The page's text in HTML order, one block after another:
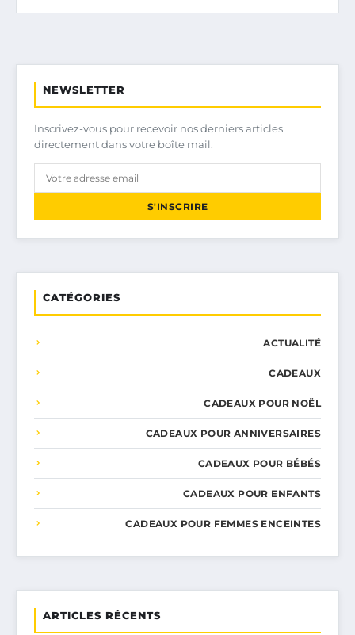
NEWSLETTER
Inscrivez-vous pour recevoir nos derniers articles
directement dans votre boîte mail.
S'INSCRIRE
CATÉGORIES
ACTUALITÉ
CADEAUX
CADEAUX POUR NOËL
CADEAUX POUR ANNIVERSAIRES
CADEAUX POUR BÉBÉS
CADEAUX POUR ENFANTS
CADEAUX POUR FEMMES ENCEINTES
ARTICLES RÉCENTS